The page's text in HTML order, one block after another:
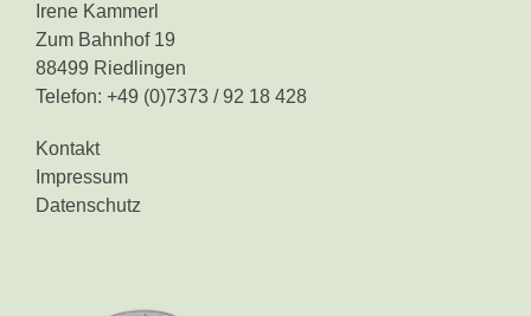
Irene Kammerl
Zum Bahnhof 19
88499 Riedlingen
Telefon: +49 (0)7373 / 92 18 428
Kontakt
Impressum
Datenschutz